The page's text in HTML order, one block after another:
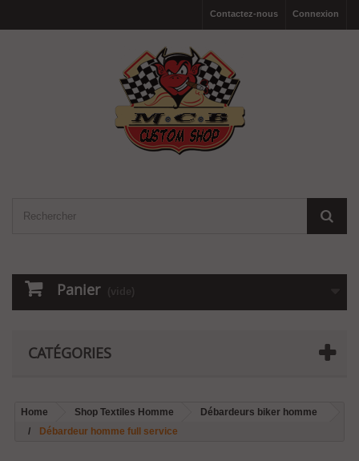
Connexion
Contactez-nous
Panier (vide)
CATÉGORIES
Home Shop Textiles Homme
Débardeurs biker homme
Débardeur homme full service